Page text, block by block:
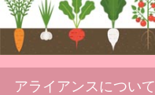
アライアンスについて